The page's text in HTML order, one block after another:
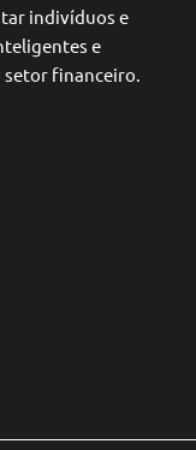
indivíduos e
e
financeiro.